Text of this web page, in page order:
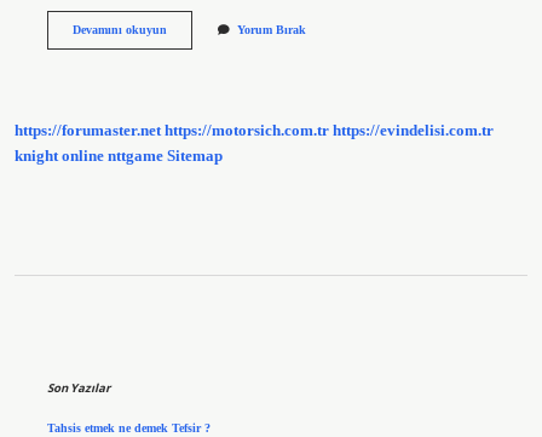
Devamını okuyunHektarın
Yorum Bırak
https://forumaster.net https://motorsich.com.tr https://evindelisi.com.tr
knight online nttgame Sitemap
Son Yazılar
Tahsis etmek ne demek Tefsir ?